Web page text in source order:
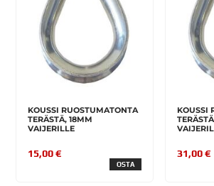
KOUSSI RUOSTUMATONTA
TERÄSTÄ, 18MM
VAIJERILLE
15,00 €
OSTA
KOUSSI
31,00 €